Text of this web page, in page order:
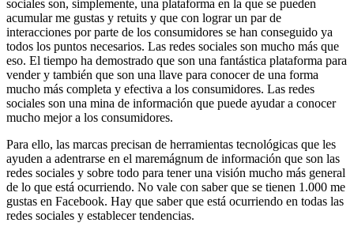
sociales son, simplemente, una plataforma en la que se pueden
acumular me gustas y retuits y que con lograr un par de
interacciones por parte de los consumidores se han conseguido ya
todos los puntos necesarios. Las redes sociales son mucho más que
eso. El tiempo ha demostrado que son una fantástica plataforma para
vender y también que son una llave para conocer de una forma
mucho más completa y efectiva a los consumidores. Las redes
sociales son una mina de información que puede ayudar a conocer
mucho mejor a los consumidores.
Para ello, las marcas precisan de herramientas tecnológicas que les
ayuden a adentrarse en el maremágnum de información que son las
redes sociales y sobre todo para tener una visión mucho más general
de lo que está ocurriendo. No vale con saber que se tienen 1.000 me
gustas en Facebook. Hay que saber que está ocurriendo en todas las
redes sociales y establecer tendencias.